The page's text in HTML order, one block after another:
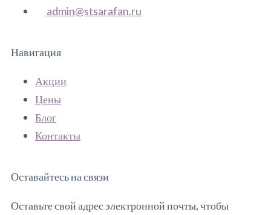
admin@stsarafan.ru
Навигация
Акции
Цены
Блог
Контакты
Оставайтесь на связи
Оставьте свой адрес электронной почты, чтобы